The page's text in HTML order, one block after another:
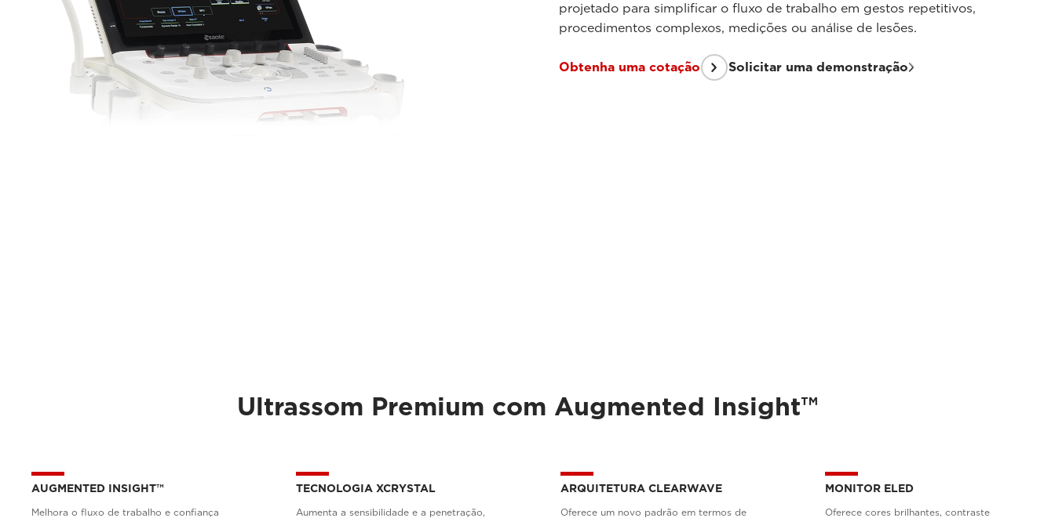
projetado para simplificar o fluxo de trabalho em gestos repetitivos,
procedimentos complexos, medições ou análise de lesões.
Obtenha uma cotação Solicitar uma demonstração
Ultrassom Premium com Augmented Insight™
AUGMENTED INSIGHT™
Melhora o fluxo de trabalho e confiança
TECNOLOGIA XCRYSTAL
Aumenta a sensibilidade e a penetração,
ARQUITETURA CLEARWAVE
Oferece um novo padrão em termos de
MONITOR ELED
Oferece cores brilhantes, contraste